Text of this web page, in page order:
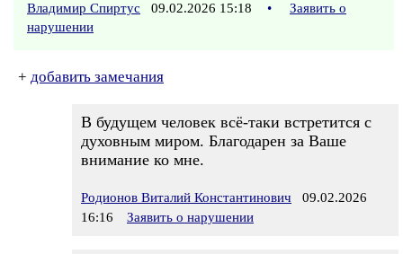
Владимир Спиртус 09.02.2026 15:18 •
Заявить о
нарушении
+ добавить замечания
В будущем человек всё-таки встретится с
духовным миром. Благодарен за Ваше
внимание ко мне.
Родионов Виталий Константинович 09.02.2026
16:16
Заявить о нарушении